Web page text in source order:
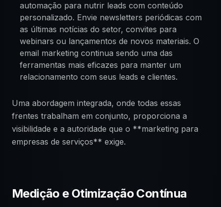
automação para nutrir leads com conteúdo
personalizado. Envie newsletters periódicas com
as últimas notícias do setor, convites para
webinars ou lançamentos de novos materiais. O
email marketing continua sendo uma das
ferramentas mais eficazes para manter um
relacionamento com seus leads e clientes.
Uma abordagem integrada, onde todas essas
frentes trabalham em conjunto, proporciona a
visibilidade e a autoridade que o **marketing para
empresas de serviços** exige.
Medição e Otimização Contínua